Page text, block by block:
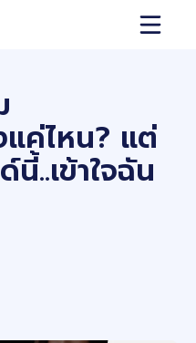
แค่ไหน? แต่
..เข้าใจฉัน